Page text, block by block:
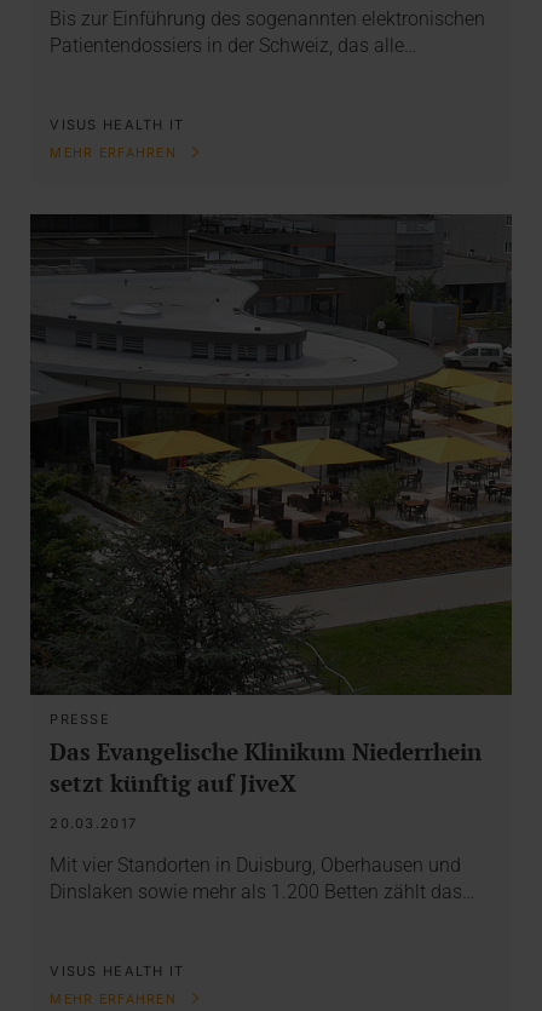
Bis zur Einführung des sogenannten elektronischen
Patientendossiers in der Schweiz, das alle…
VISUS HEALTH IT
MEHR ERFAHREN
PRESSE
Das Evangelische Klinikum Niederrhein
setzt künftig auf JiveX
20.03.2017
Mit vier Standorten in Duisburg, Oberhausen und
Dinslaken sowie mehr als 1.200 Betten zählt das…
VISUS HEALTH IT
MEHR ERFAHREN